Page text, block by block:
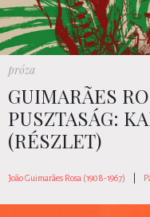
próza
GUIMARÃES
PUSZTASÁG:
(RÉSZLET)
João Guimarães Rosa (1908-1967)